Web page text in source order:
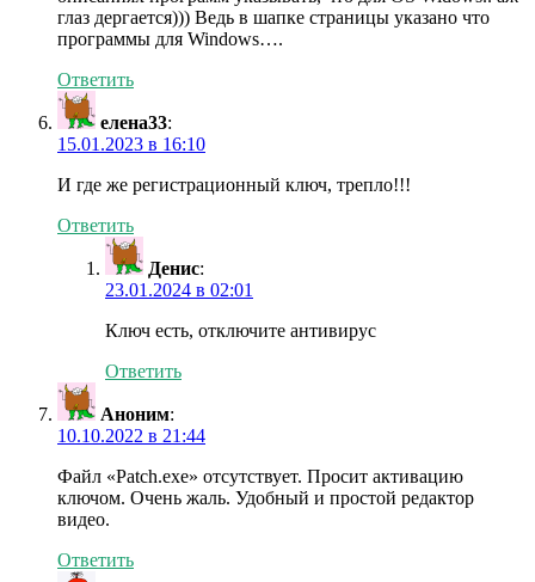
глаз дергается))) Ведь в шапке страницы указано что
программы для Windows….
Ответить
елена33:
15.01.2023 в 16:10
И где же регистрационный ключ, трепло!!!
Ответить
Денис:
23.01.2024 в 02:01
Ключ есть, отключите антивирус
Ответить
Аноним:
10.10.2022 в 21:44
Файл «Patch.exe» отсутствует. Просит активацию
ключом. Очень жаль. Удобный и простой редактор
видео.
Ответить